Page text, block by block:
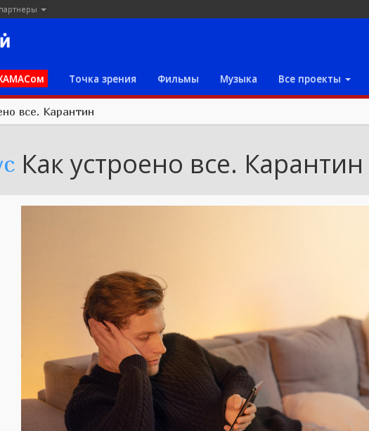
Точка зрения Фильмы Музыка Все проекты
все. Карантин
Как устроено все. Карантин